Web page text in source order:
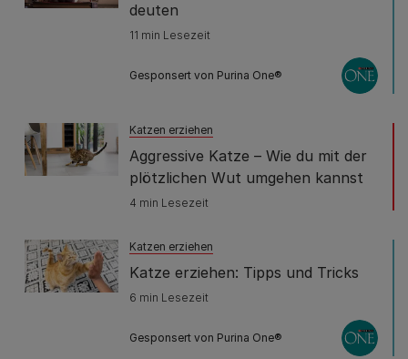
deuten
11 min Lesezeit
Gesponsert von Purina One®
Katzen erziehen
Aggressive Katze – Wie du mit der
plötzlichen Wut umgehen kannst
4 min Lesezeit
Katzen erziehen
Katze erziehen: Tipps und Tricks
6 min Lesezeit
Gesponsert von Purina One®